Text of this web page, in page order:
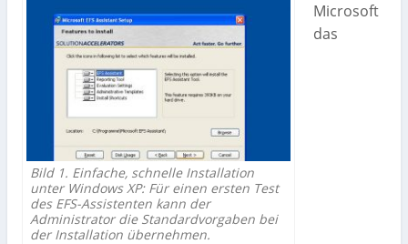
Bild 1. Einfache, schnelle Installation
unter Windows XP: Für einen ersten Test
des EFS-Assistenten kann der
Administrator die Standardvorgaben bei
der Installation übernehmen.
Microsoft
das